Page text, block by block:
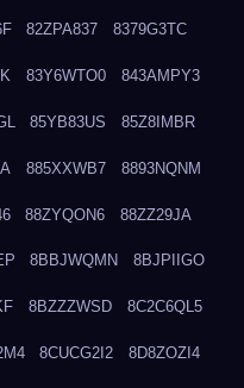
82ZPA837 8379G3TC
83Y6WTO0 843AMPY3
85YB83US 85Z8IMBR
885XXWB7 8893NQNM
88ZYQON6 88ZZ29JA
8BBJWQMN 8BJPIIGO
8BZZZWSD 8C2C6QL5
8CUCG2I2 8D8ZOZI4